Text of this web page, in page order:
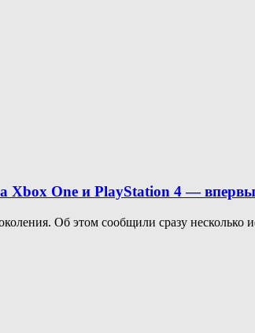
Xbox One и PlayStation 4 —
Об этом сообщили сразу несколько